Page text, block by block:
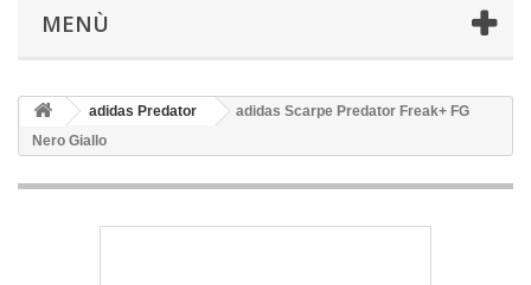
MENÙ
adidas Predator
adidas Scarpe Predator Freak+ FG
Nero Giallo